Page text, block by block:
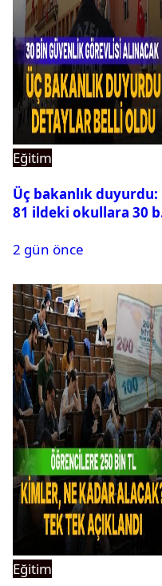
Eğitim
Üç bakanlık duyurdu:
81 ildeki okullara 30
alınacak
2 gün önce
Eğitim